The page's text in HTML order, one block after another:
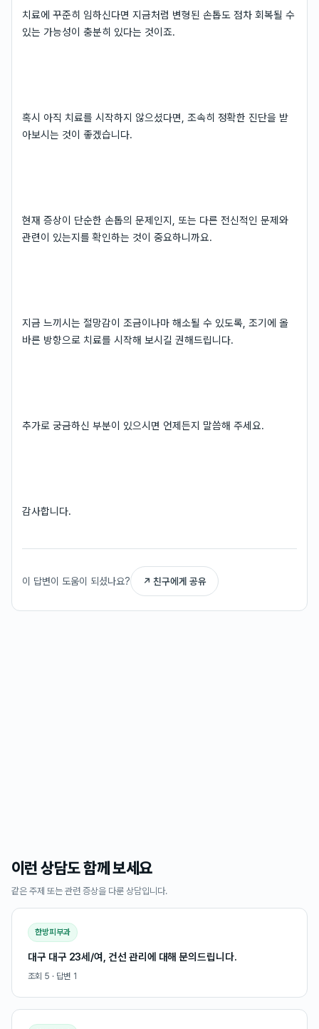
치료에 꾸준히 임하신다면 지금처럼 변형된 손톱도 점차 회복될 수
있는 가능성이 충분히 있다는 것이죠.
혹시 아직 치료를 시작하지 않으셨다면, 조속히 정확한 진단을 받
아보시는 것이 좋겠습니다.
현재 증상이 단순한 손톱의 문제인지, 또는 다른 전신적인 문제와
관련이 있는지를 확인하는 것이 중요하니까요.
지금 느끼시는 절망감이 조금이나마 해소될 수 있도록, 조기에 올
바른 방향으로 치료를 시작해 보시길 권해드립니다.
추가로 궁금하신 부분이 있으시면 언제든지 말씀해 주세요.
감사합니다.
이 답변이 도움이 되셨나요? ↗ 친구에게 공유
이런 상담도 함께 보세요
같은 주제 또는 관련 증상을 다룬 상담입니다.
한방피부과
대구 대구 23세/여, 건선 관리에 대해 문의드립니다.
조회 5 · 답변 1